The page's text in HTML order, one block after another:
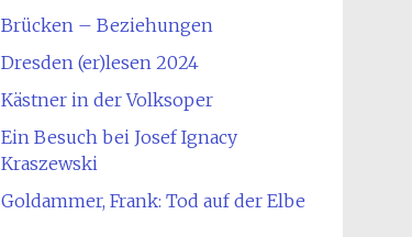
Brücken – Beziehungen
Dresden (er)lesen 2024
Kästner in der Volksoper
Ein Besuch bei Josef Ignacy
Kraszewski
Goldammer, Frank: Tod auf der Elbe